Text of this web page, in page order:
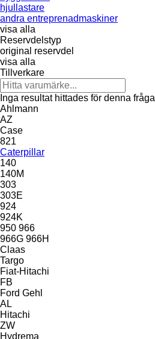
hjullastare
andra entreprenadmaskiner
visa alla
Reservdelstyp
original reservdel
visa alla
Tillverkare
Inga resultat hittades för denna fråga
Ahlmann
AZ
Case
821
Caterpillar
140
140M
303
303E
924
924K
950 966
966G 966H
Claas
Targo
Fiat-Hitachi
FB
Ford Gehl
AL
Hitachi
ZW
Hydrema